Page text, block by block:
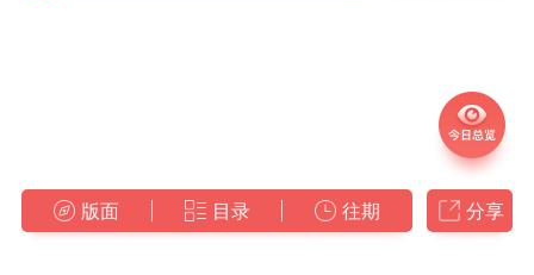
版面 目录 往期 分享